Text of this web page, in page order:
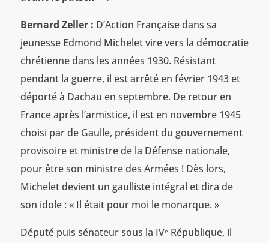
Bernard Zeller : D’Action Française dans sa
jeunesse Edmond Michelet vire vers la démocratie
chrétienne dans les années 1930. Résistant
pendant la guerre, il est arrêté en février 1943 et
déporté à Dachau en septembre. De retour en
France après l’armistice, il est en novembre 1945
choisi par de Gaulle, président du gouvernement
provisoire et ministre de la Défense nationale,
pour être son ministre des Armées ! Dès lors,
Michelet devient un gaulliste intégral et dira de
son idole : « Il était pour moi le monarque. »
Député puis sénateur sous la IVeRépublique, il